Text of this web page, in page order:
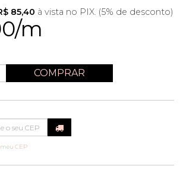
m
85,40 à vista no PIX. (5% de desconto)
COMPRAR
meu CEP